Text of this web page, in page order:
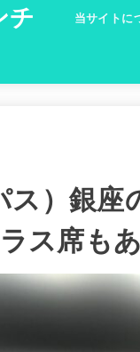
チ 当サイトに
ス）銀座
ス席も